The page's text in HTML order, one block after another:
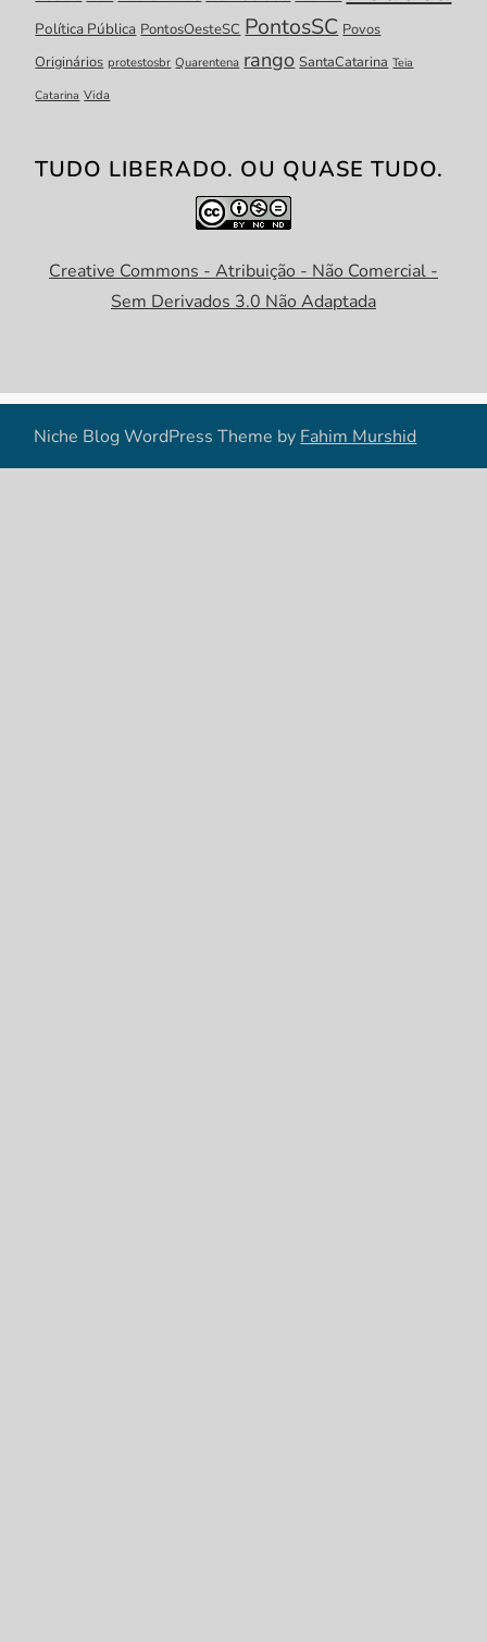
Política Pública PontosOesteSC PontosSC Povos
Originários protestosbr Quarentena rango SantaCatarina Teia
Catarina Vida
TUDO LIBERADO. OU QUASE TUDO.
Creative Commons - Atribuição - Não Comercial -
Sem Derivados 3.0 Não Adaptada
Niche Blog WordPress Theme byFahim Murshid